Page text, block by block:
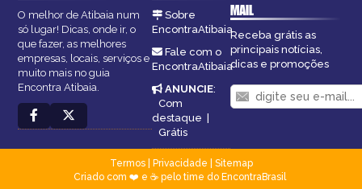
O melhor de Atibaia num
só lugar! Dicas, onde ir, o
que fazer, as melhores
empresas, locais, serviços e
muito mais no guia
Encontra Atibaia.
Sobre
EncontraAtibaia
Fale com o
EncontraAtibaia
ANUNCIE:
Com
destaque |
Grátis
MAIL
Receba grátis as
principais notícias,
dicas e promoções
Termos| Privacidade
Sitemap
Criado com ❤️ e ☕ pelo time do EncontraBrasil